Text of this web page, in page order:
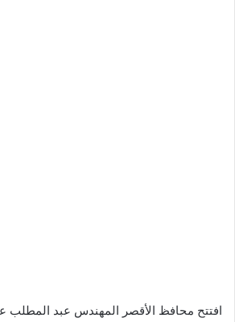
افتتح محافظ الأقصر المهندس عبد المطلب